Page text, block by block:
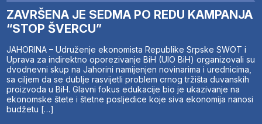
ZAVRŠENA JE SEDMA PO REDU KAMPANJA
“STOP ŠVERCU”
JAHORINA – Udruženje ekonomista Republike Srpske SWOT i
Uprava za indirektno oporezivanje BiH (UIO BiH) organizovali su
dvodnevni skup na Jahorini namijenjen novinarima i urednicima,
sa ciljem da se dublje rasvijetli problem crnog tržišta duvanskih
proizvoda u BiH. Glavni fokus edukacije bio je ukazivanje na
ekonomske štete i štetne posljedice koje siva ekonomija nanosi
budžetu […]